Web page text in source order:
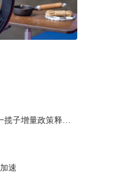
揽子增量政策释放
速